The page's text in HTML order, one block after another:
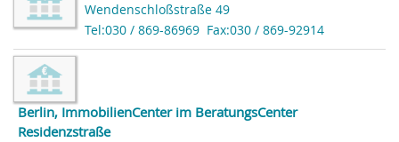
Wendenschloßstraße 49
Tel:030 / 869-86969 Fax:030 / 869-92914
Berlin, ImmobilienCenter im BeratungsCenter
Residenzstraße